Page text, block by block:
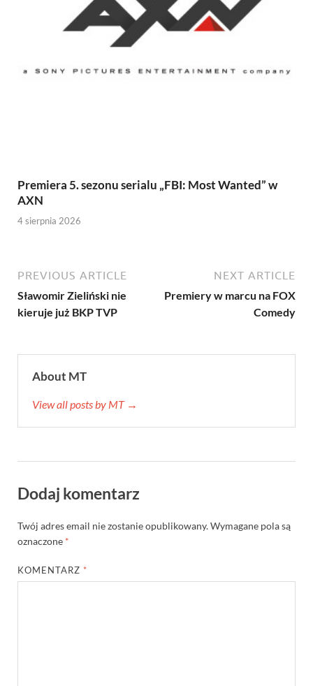
Premiera 5. sezonu serialu „FBI: Most Wanted” w
AXN
4 sierpnia 2026
PREVIOUS ARTICLE
Sławomir Zieliński nie
kieruje już BKP TVP
NEXT ARTICLE
Premiery w marcu na FOX
Comedy
About MT
View all posts by MT →
Dodaj komentarz
Twój adres email nie zostanie opublikowany.Wymagane pola są
oznaczone *
KOMENTARZ *